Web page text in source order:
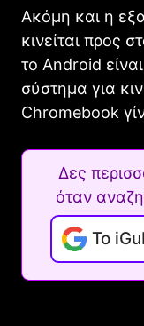
Ακόμη και η
κινείται προς
το Android
σύστημα για
Chromebook
Δες
όταν
Το